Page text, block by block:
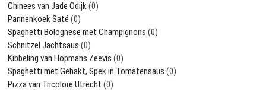
Chinees van Jade Odijk(0)
Pannenkoek Saté (0)
Spaghetti Bolognese met Champignons (0)
Schnitzel Jachtsaus (0)
Kibbeling van Hopmans Zeevis (0)
Spaghetti met Gehakt, Spek in Tomatensaus (0)
Pizza van Tricolore Utrecht (0)